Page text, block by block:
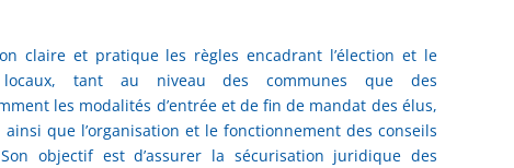
claire et pratique les règles encadrant l’élection et le
locaux, tant au niveau des communes que des
les modalités d’entrée et de fin de mandat des élus,
que l’organisation et le fonctionnement des conseils
objectif est d’assurer la sécurisation juridique des